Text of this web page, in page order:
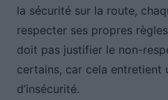
la sécurité sur la route,
respecter ses propres
doit pas justifier le non-
certains, car cela entretient
d’insécurité.